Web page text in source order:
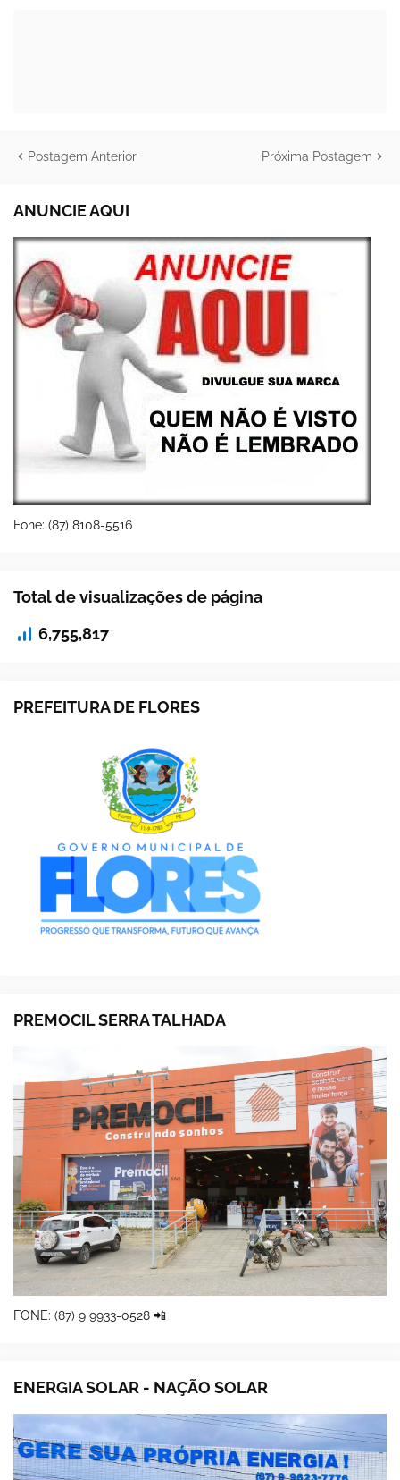
Postagem Anterior Próxima Postagem
ANUNCIE AQUI
Fone: (87) 8108-5516
Total de visualizações de página
6,755,817
PREFEITURA DE FLORES
PREMOCIL SERRA TALHADA
FONE: (87) 9 9933-0528 📲
ENERGIA SOLAR - NAÇÃO SOLAR